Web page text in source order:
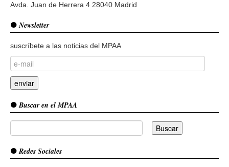
Avda. Juan de Herrera 4 28040 Madrid
Newsletter
suscríbete a las noticias del MPAA
Buscar en el MPAA
Redes Sociales